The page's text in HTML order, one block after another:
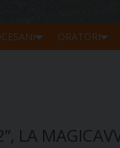
ORATORI
LA